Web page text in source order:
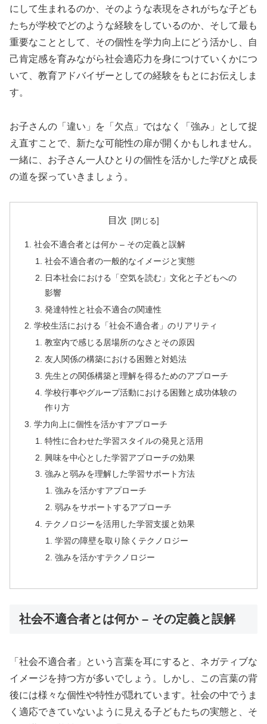
にして生まれるのか、そのような表現をされがちな子ども
たちが学校でどのような経験をしているのか、そして最も
重要なこととして、その個性を学力向上にどう活かし、自
己肯定感を育みながら社会適応力を身につけていくかにつ
いて、教育アドバイザーとしての経験をもとにお伝えしま
す。
お子さんの「違い」を「欠点」ではなく「強み」として捉
え直すことで、新たな可能性の扉が開くかもしれません。
一緒に、お子さん一人ひとりの個性を活かした学びと成長
の道を探っていきましょう。
目次
社会不適合者とは何か – その定義と誤解
社会不適合者の一般的なイメージと実態
日本社会における「空気を読む」文化と子どもへの
影響
発達特性と社会不適合の関連性
学校生活における「社会不適合者」のリアリティ
教室内で感じる居場所のなさとその原因
友人関係の構築における困難と対処法
先生との関係構築と理解を得るためのアプローチ
学校行事やグループ活動における困難と成功体験の
作り方
学力向上に個性を活かすアプローチ
特性に合わせた学習スタイルの発見と活用
興味を中心とした学習アプローチの効果
強みと弱みを理解した学習サポート方法
強みを活かすアプローチ
弱みをサポートするアプローチ
テクノロジーを活用した学習支援と効果
学習の障壁を取り除くテクノロジー
強みを活かすテクノロジー
社会不適合者とは何か – その定義と誤解
「社会不適合者」という言葉を耳にすると、ネガティブな
イメージを持つ方が多いでしょう。しかし、この言葉の背
後には様々な個性や特性が隠れています。社会の中でうま
く適応できていないように見える子どもたちの実態と、そ